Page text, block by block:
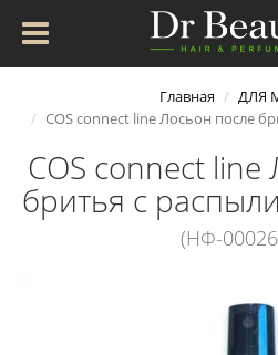
Главная
ДЛЯ
COS connect line Лосьон после
COS connect line
бритья с
(НФ-